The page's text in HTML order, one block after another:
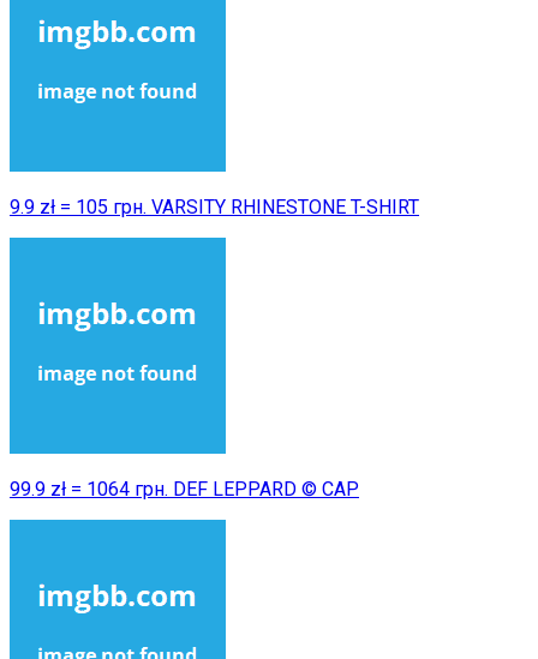
9.9 zł = 105 грн. VARSITY RHINESTONE T-SHIRT
99.9 zł = 1064 грн. DEF LEPPARD © CAP